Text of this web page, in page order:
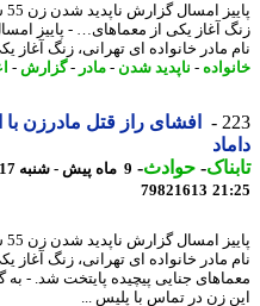
پاییز
مادر خانواده ای تهرانی، زنگ آغاز یکی ...
- ناپدید شدن-مادر -گزارش -
افشای راز قتل مادرزن با
-حوادث -
79821613
پاییز امسال گزارش
مادر خانواده ای تهرانی، زنگ آغاز یکی از
جنایی پیچیده پایتخت شد. - به
زن در تماس با پلیس ...